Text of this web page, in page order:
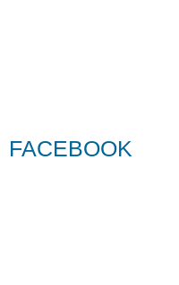
FACEBOOK